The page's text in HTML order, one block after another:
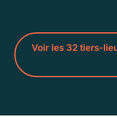
Voir les 32 tiers-